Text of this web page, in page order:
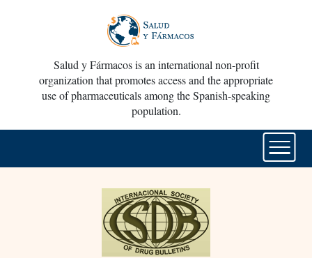
Salud y Fármacos is an international non-profit
organization that promotes access and the appropriate
use of pharmaceuticals among the Spanish-speaking
population.